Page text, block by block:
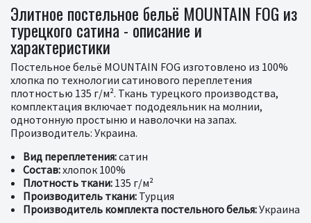
Элитное постельное бельё MOUNTAIN FOG из
турецкого сатина - описание и
характеристики
Постельное бельё MOUNTAIN FOG изготовлено из 100%
хлопка по технологии сатинового переплетения
плотностью 135 г/м². Ткань турецкого производства,
комплектация включает пододеяльник на молнии,
однотонную простыню и наволочки на запах.
Производитель: Украина.
Вид переплетения:сатин
Состав:хлопок 100%
Плотность ткани: 135 г/м²
Производитель ткани: Турция
Производитель комплекта постельного белья:Украина